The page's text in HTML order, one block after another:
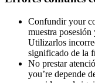
Confundir your
muestra posesión
Utilizarlos
significado de la
No prestar
you’re depende